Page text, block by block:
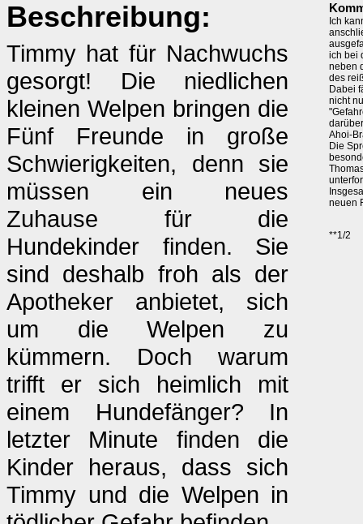
Beschreibung:
Timmy hat für Nachwuchs
gesorgt! Die niedlichen
kleinen Welpen bringen die
Fünf Freunde in große
Schwierigkeiten, denn sie
müssen ein neues
Zuhause für die
Hundekinder finden. Sie
sind deshalb froh als der
Apotheker anbietet, sich
um die Welpen zu
kümmern. Doch warum
trifft er sich heimlich mit
einem Hundefänger? In
letzter Minute finden die
Kinder heraus, dass sich
Timmy und die Welpen in
Ich
ich bei
neben
des
Dabei
nicht
Ahoi-
Die
neuen
**1/2